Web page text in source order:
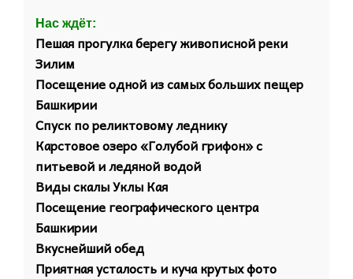
Нас ждёт:
Пешая прогулка берегу живописной реки
Зилим
Посещение одной из самых больших пещер
Башкирии
Спуск по реликтовому леднику
Карстовое озеро «Голубой грифон» с
питьевой и ледяной водой
Виды скалы Уклы Кая
Посещение географического центра
Башкирии
Вкуснейший обед
Приятная усталость и куча крутых фото